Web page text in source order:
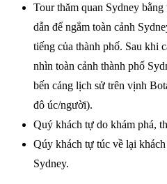
Tour thăm quan Sydney
dẫn để ngắm toàn cảnh
tiếng của thành phố. Sau khi
nhìn toàn cảnh thành phố
bến cảng lịch sử trên vịnh
đô úc/người).
Quý khách tự do khám phá,
Qúy khách tự túc về lại
Sydney.